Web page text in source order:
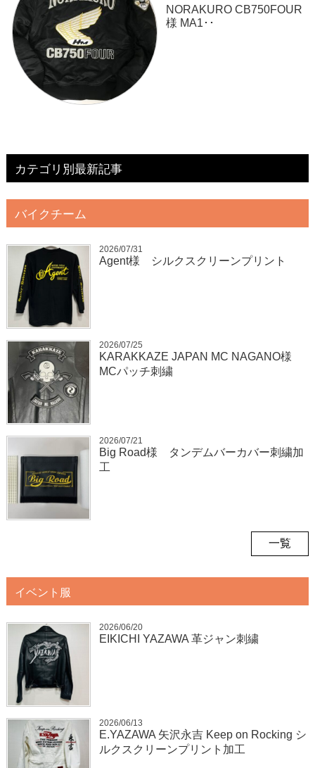
NORAKURO CB750FOUR
様 MA1･･
カテゴリ別最新記事
バイクチーム
2026/07/31
Agent様 シルクスクリーンプリント
2026/07/25
KARAKKAZE JAPAN MC NAGANO様
MCパッチ刺繍
2026/07/21
Big Road様 タンデムバーカバー刺繍加
工
一覧
イベント服
2026/06/20
EIKICHI YAZAWA 革ジャン刺繍
2026/06/13
E.YAZAWA 矢沢永吉 Keep on Rocking シ
ルクスクリーンプリント加工